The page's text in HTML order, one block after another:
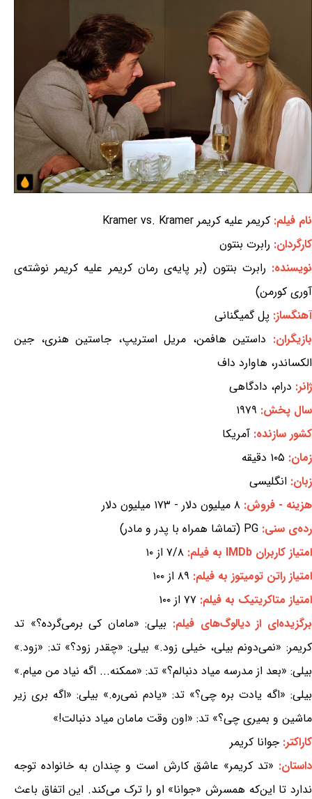
نام فیلم: کریمر علیه کریمر Kramer vs. Kramer
کارگردان: رابرت بنتون
نویسنده: رابرت بنتون (بر پایه‌ی رمان کریمر علیه کریمر نوشته‌ی
آوری کورمن)
آهنگساز: پل گمیگنانی
بازیگران: داستین هافمن، مریل استریپ، جاستین هنری، جین
الکساندر، هاوارد داف
ژانر: درام، دادگاهی
سال پخش: ۱۹۷۹
کشور سازنده: آمریکا
زمان: ۱۰۵ دقیقه
زبان: انگلیسی
هزینه - فروش: ۸ میلیون دلار - ۱۷۳ میلیون دلار
رده‌ی سنی: PG (تماشا همراه با پدر و مادر)
امتیاز کاربران IMDb به فیلم:
۷/۸ از ۱۰
امتیاز راتن تومیتوز به فیلم: ۸۹ از ۱۰۰
امتیاز متاکریتیک به فیلم: ۷۷ از ۱۰۰
برگزیده‌ای از دیالوگ‌های فیلم: بیلی: «مامان کی برمی‌گرده؟» تد
کریمر: «نمی‌دونم بیلی، خیلی زود.» بیلی: «چقدر زود؟» تد: «زود.»
بیلی: «بعد از مدرسه میاد دنبالم؟» تد: «ممکنه... اگه نیاد من میام.»
بیلی: «اگه یادت بره چی؟» تد: «یادم نمی‌ره.» بیلی: «اگه بری زیر
ماشین و بمیری چی؟» تد: «اون وقت مامان میاد دنبالت!»
کاراکتر: جوانا کریمر
داستان: «تد کریمر» عاشق کارش است و چندان به خانواده توجه
ندارد تا این‌که همسرش «جوانا» او را ترک می‌کند. این اتفاق باعث